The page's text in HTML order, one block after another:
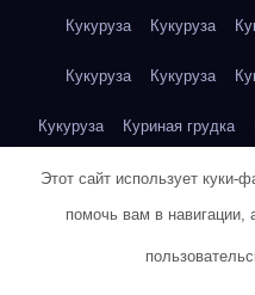
Кукуруза Кукуруза
Кукуруза Кукуруза
Кукуруза Куриная грудка
Куриная грудка
Этот сайт использует куки-
помочь вам в навигации,